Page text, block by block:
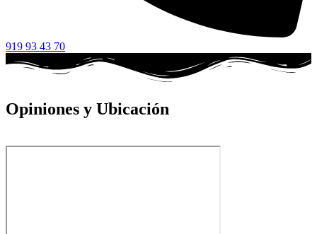
919 93 43 70
Opiniones y Ubicación